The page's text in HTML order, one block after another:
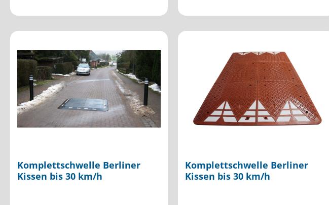
Komplettschwelle Berliner
Kissen bis 30 km/h
Komplettschwelle Berliner
Kissen bis 30 km/h